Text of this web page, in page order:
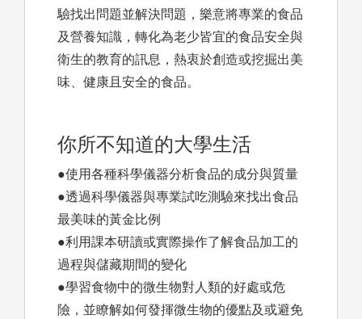
驗找出問題並解決問題，樂意將專業的食品
及營養知識，轉化為老少皆宜的食品安全與
衛生的教育的訊息，熱衷於創造或挖掘出美
味、健康且安全的食品。
你所不知道的大學生活
●使用各種科學儀器分析食品的成分與質量
●透過科學儀器與專業試吃測驗來找出食品
最美味的黃金比例
●利用課本研讀或實際操作了解食品加工的
過程與儲藏期間的變化
●學習食物中的微生物對人類的好處或危
險，並瞭解如何發揮微生物的優點及或避免